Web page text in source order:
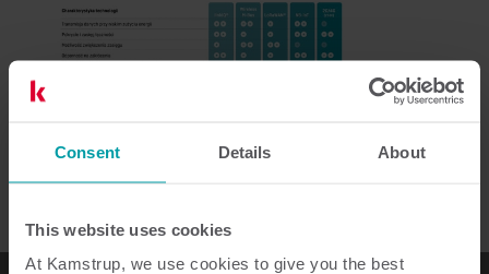
Consent Details About
This website uses cookies
At Kamstrup, we use cookies to give you the best